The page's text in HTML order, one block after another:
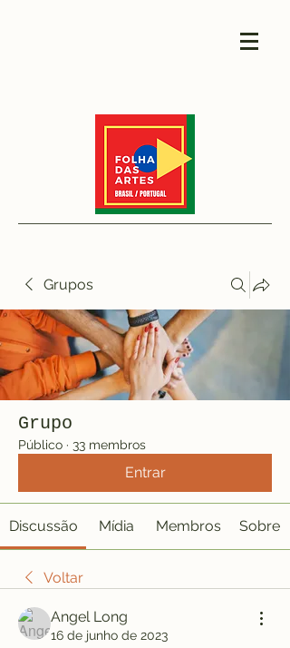
Grupos
Grupo
Público · 33 membros
Entrar
Discussão Mídia Membros Sobre
Voltar
Angel Long
16 de junho de 2023